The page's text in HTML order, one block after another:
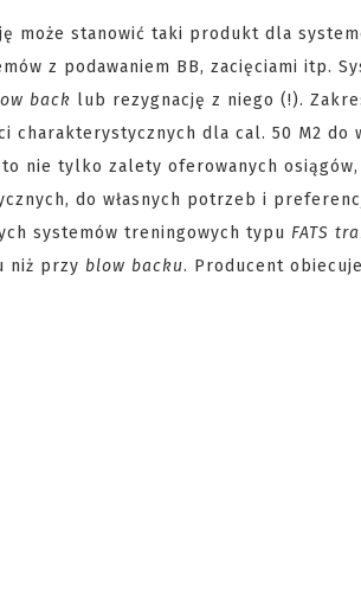
może stanowić taki produkt dla
z podawaniem BB, zacięciami itp.
back lub rezygnację z niego (!).
charakterystycznych dla cal. 50 M2
nie tylko zalety oferowanych
do własnych potrzeb i
systemów treningowych typu FATS
niż przy blow backu. Producent